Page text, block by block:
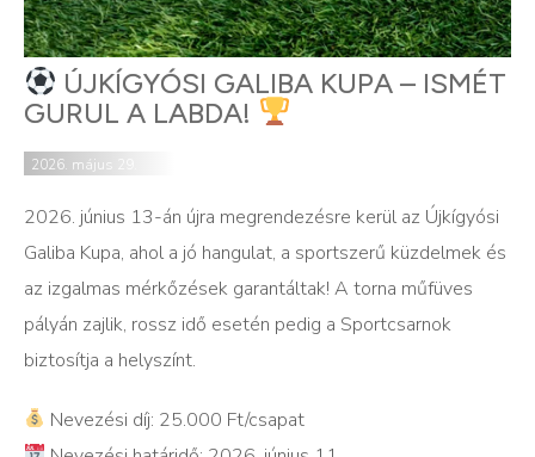
ÚJKÍGYÓSI GALIBA KUPA – ISMÉT
GURUL A LABDA!
2026. május 29.
2026. június 13-án újra megrendezésre kerül az Újkígyósi
Galiba Kupa, ahol a jó hangulat, a sportszerű küzdelmek és
az izgalmas mérkőzések garantáltak! A torna műfüves
pályán zajlik, rossz idő esetén pedig a Sportcsarnok
biztosítja a helyszínt.
Nevezési díj: 25.000 Ft/csapat